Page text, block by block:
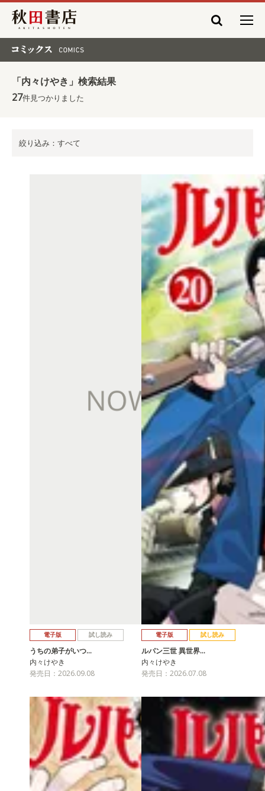
秋田書店
「内々けやき」検索結果
27件見つかりました
絞り込み：すべて
電子版 試し読み
うちの弟子がいつ…
内々けやき
発売日：2026.09.08
電子版 試し読み
ルパン三世 異世界…
内々けやき
発売日：2026.07.08